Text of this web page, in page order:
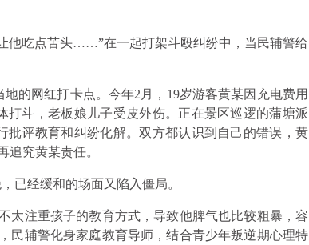
他吃点苦头……”在一起打架斗殴纠纷中，当民辅警给
的网红打卡点。今年2月，19岁游客黄某因充电费用
斗，老板娘儿子受皮外伤。正在景区巡逻的蒲塘派
评教育和纠纷化解。双方都认识到自己的错误，黄
追究黄某责任。
已经缓和的场面又陷入僵局。
太注重孩子的教育方式，导致他脾气也比较粗暴，容
辅警化身家庭教育导师，结合青少年叛逆期心理特